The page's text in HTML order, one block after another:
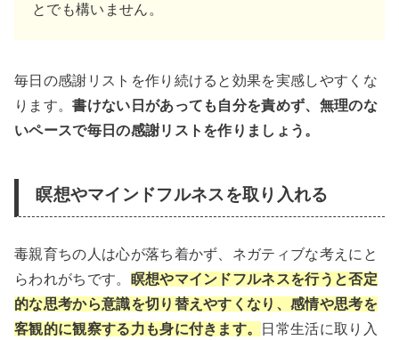
とでも構いません。
毎日の感謝リストを作り続けると効果を実感しやすくな
ります。書けない日があっても自分を責めず、無理のな
いペースで毎日の感謝リストを作りましょう。
瞑想やマインドフルネスを取り入れる
毒親育ちの人は心が落ち着かず、ネガティブな考えにと
らわれがちです。 瞑想やマインドフルネスを行うと否定
的な思考から意識を切り替えやすくなり、感情や思考を
客観的に観察する力も身に付きます。
日常生活に取り入